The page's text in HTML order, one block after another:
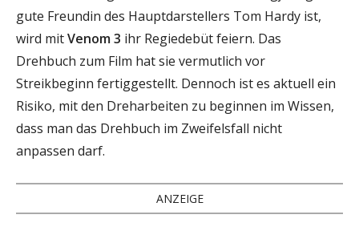
gute Freundin des Hauptdarstellers Tom Hardy ist,
wird mitVenom 3 ihr Regiedebüt feiern. Das
Drehbuch zum Film hat sie vermutlich vor
Streikbeginn fertiggestellt. Dennoch ist es aktuell ein
Risiko, mit den Dreharbeiten zu beginnen im Wissen,
dass man das Drehbuch im Zweifelsfall nicht
anpassen darf.
ANZEIGE